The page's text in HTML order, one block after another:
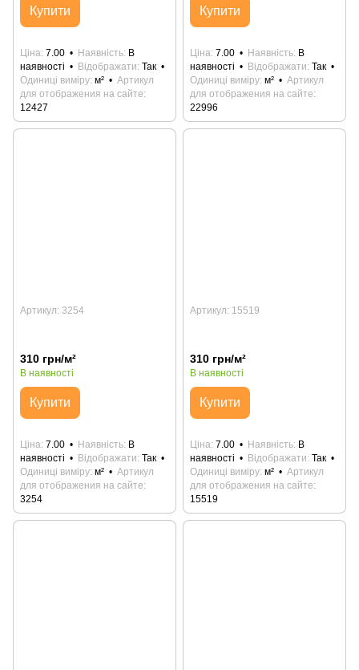
Купити
Ціна 7.00 Наявність В
наявності
Відображати Так
Одиниці виміру м²
Артикул
для отображения на сайте
12427
Купити
Ціна 7.00 Наявність В
наявності
Відображати Так
Одиниці виміру м²
Артикул
для отображения на сайте
22996
Артикул: 3254
310 грн/м²
В наявності
Купити
Ціна 7.00 Наявність В
наявності
Відображати Так
Одиниці виміру м²
Артикул
для отображения на сайте
3254
Артикул: 15519
310 грн/м²
В наявності
Купити
Ціна 7.00 Наявність В
наявності
Відображати Так
Одиниці виміру м²
Артикул
для отображения на сайте
15519